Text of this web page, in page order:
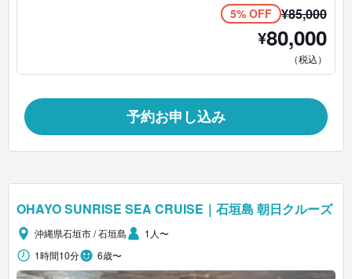
5% OFF ¥85,000
¥80,000
（税込）
予約お申し込み
OHAYO SUNRISE SEA CRUISE｜石垣島 朝日クルーズ
沖縄県石垣市 / 石垣島
1人〜
1時間10分
6歳〜